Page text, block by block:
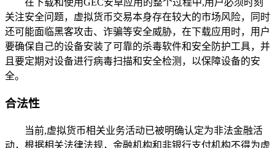
在下载和使用GEC安卓应用的整个过程中,用户必须时刻
关注安全问题，虚拟货币交易本身存在较大的市场风险，同时
还可能面临黑客攻击、诈骗等安全威胁，在下载应用时，用户
要确保自己的设备安装了可靠的杀毒软件和安全防护工具，并
且要定期对设备进行病毒扫描和安全检测，以保障设备的安
全。
合法性
当前,虚拟货币相关业务活动已被明确认定为非法金融活
动，根据相关法律法规，金融机构和非银行支付机构不得为虚